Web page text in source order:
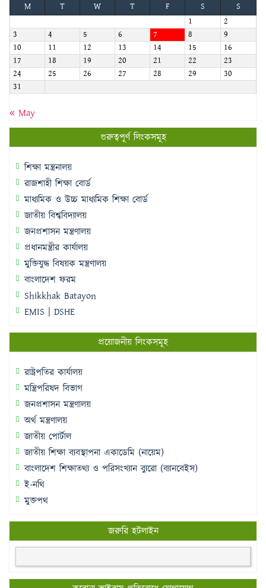
M
T W T F S
S
1
2
3
4 5 6 7 8
9
10
11 12 13 14 15
16
17
18 19 20 21 22
23
24
25 26 27 28 29
30
31
« May
গুরুত্বপূর্ণ লিংকসমূহ
শিক্ষা মন্ত্রনালয়
রাজশাহী শিক্ষা বোর্ড
মাধ্যমিক ও উচ্চ মাধ্যমিক শিক্ষা বোর্ড
জাতীয় বিশ্ববিদ্যালয়
জনপ্রশাসন মন্ত্রণালয়
প্রধানমন্ত্রীর কার্যালয়
মুক্তিযুদ্ধ বিষয়ক মন্ত্রণালয়
বাংলাদেশ ফরম
Shikkhak Batayon
EMIS | DSHE
প্রয়োজনীয় লিংকসমূহ
রাষ্ট্রপতির কার্যালয়
মন্ত্রিপরিষদ বিভাগ
জনপ্রশাসন মন্ত্রণালয়
অর্থ মন্ত্রণালয়
জাতীয় পোর্টাল
জাতীয় শিক্ষা ব্যবস্থাপনা একাডেমি (নায়েম)
বাংলাদেশ শিক্ষাতথ্য ও পরিসংখ্যান ব্যুরো (ব্যানবেইস)
ই-নথি
মুক্তপথ
জরুরি হটলাইন